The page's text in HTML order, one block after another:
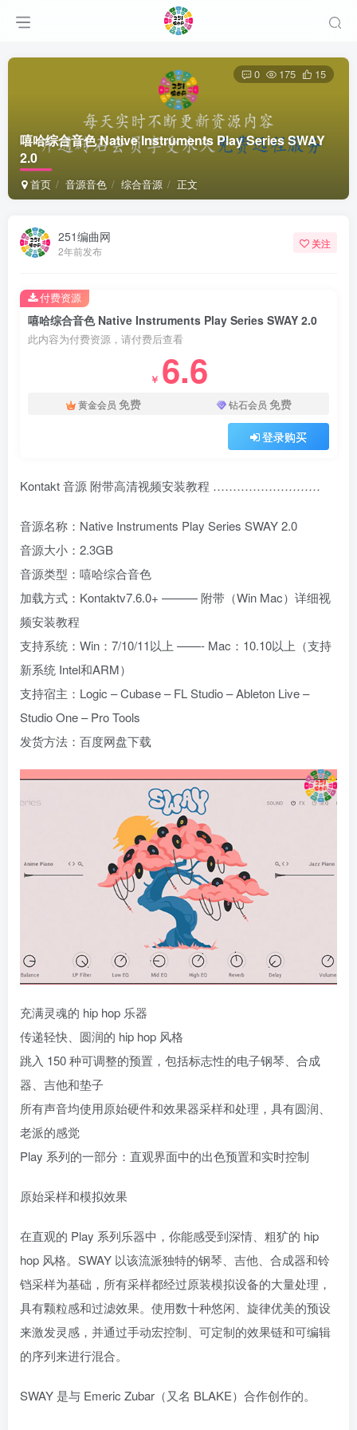
嘻哈综合音色 Native Instruments Play Series SWAY
2.0
首页 音源音色 综合音源 正文
0 175 15
251编曲网
2年前发布
关注
嘻哈综合音色 Native Instruments Play Series SWAY 2.0
此内容为付费资源，请付费后查看
￥ 6.6
黄金会员 免费 钻石会员 免费
登录购买
付费资源
Kontakt 音源 附带高清视频安装教程 ………………………
音源名称：Native Instruments Play Series SWAY 2.0
音源大小：2.3GB
音源类型：嘻哈综合音色
加载方式：Kontaktv7.6.0+ ——— 附带（Win Mac）详细视
频安装教程
支持系统：Win：7/10/11以上 ——- Mac：10.10以上（支持
新系统 Intel和ARM）
支持宿主：Logic – Cubase – FL Studio – Ableton Live –
Studio One – Pro Tools
发货方法：百度网盘下载
充满灵魂的 hip hop 乐器
传递轻快、圆润的 hip hop 风格
跳入 150 种可调整的预置，包括标志性的电子钢琴、合成
器、吉他和垫子
所有声音均使用原始硬件和效果器采样和处理，具有圆润、
老派的感觉
Play 系列的一部分：直观界面中的出色预置和实时控制
原始采样和模拟效果
在直观的 Play 系列乐器中，你能感受到深情、粗犷的 hip
hop 风格。SWAY 以该流派独特的钢琴、吉他、合成器和铃
铛采样为基础，所有采样都经过原装模拟设备的大量处理，
具有颗粒感和过滤效果。使用数十种悠闲、旋律优美的预设
来激发灵感，并通过手动宏控制、可定制的效果链和可编辑
的序列来进行混合。
SWAY 是与 Emeric Zubar（又名 BLAKE）合作创作的。